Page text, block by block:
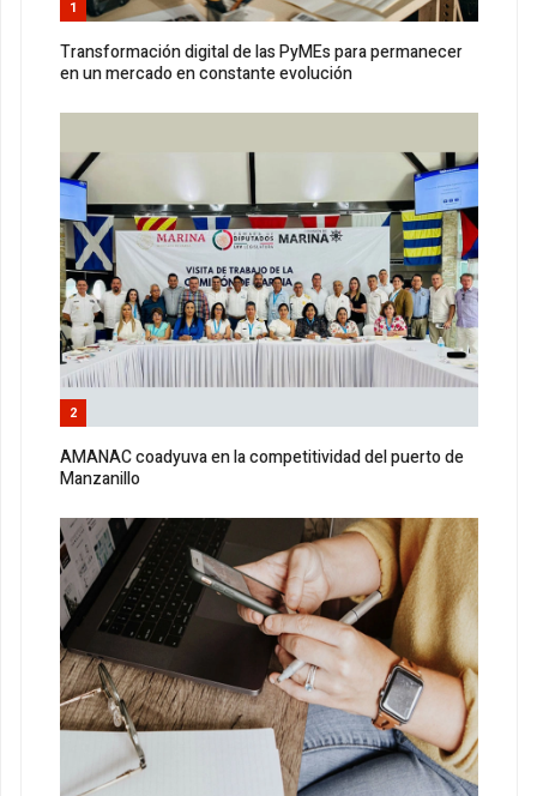
1
Transformación digital de las PyMEs para permanecer
en un mercado en constante evolución
2
AMANAC coadyuva en la competitividad del puerto de
Manzanillo